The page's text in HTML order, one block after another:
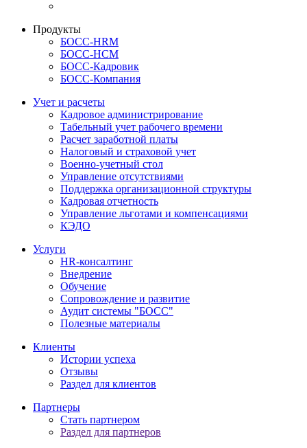
Продукты
БОСС-HRM
БОСС-HCM
БОСС-Кадровик
БОСС-Компания
Учет и расчеты
Кадровое администрирование
Табельный учет рабочего времени
Расчет заработной платы
Налоговый и страховой учет
Военно-учетный стол
Управление отсутствиями
Поддержка организационной структуры
Кадровая отчетность
Управление льготами и компенсациями
КЭДО
Услуги
HR-консалтинг
Внедрение
Обучение
Сопровождение и развитие
Аудит системы "БОСС"
Полезные материалы
Клиенты
Истории успеха
Отзывы
Раздел для клиентов
Партнеры
Стать партнером
Раздел для партнеров